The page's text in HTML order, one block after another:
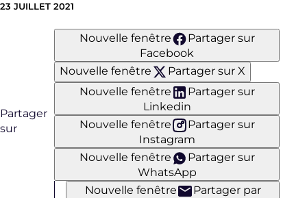
23 JUILLET 2021
Partager
sur
Nouvelle fenêtre
Partager sur
Facebook
Nouvelle fenêtre
Partager sur X
Nouvelle fenêtre
Partager sur
Linkedin
Nouvelle fenêtre
Partager sur
Instagram
Nouvelle fenêtre
Partager sur
WhatsApp
Nouvelle fenêtre
Partager par